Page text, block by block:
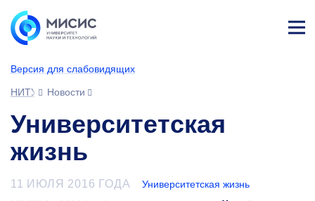
Версия для слабовидящих
НИТУ МИСИС
Новости
Университетская
жизнь
11 ИЮЛЯ 2016 ГОДА Университетская жизнь